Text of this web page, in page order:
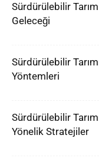
Sürdürülebilir
Geleceği
Sürdürülebilir
Yöntemleri
Sürdürülebilir
Yönelik Stratejiler